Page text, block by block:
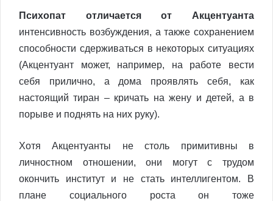
Психопат отличается от Акцентуанта
интенсивность возбуждения, а также сохранением
способности сдерживаться в некоторых ситуациях
(Акцентуант может, например, на работе вести
себя прилично, а дома проявлять себя, как
настоящий тиран – кричать на жену и детей, а в
порыве и поднять на них руку).
Хотя Акцентуанты не столь примитивны в
личностном отношении, они могут с трудом
окончить институт и не стать интеллигентом. В
плане социального роста он тоже